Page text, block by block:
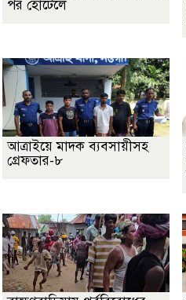
পর হোটেলে
আত্রাইয়ে মাদক ব্যবসায়ীসহ
গ্রেফতার-৮